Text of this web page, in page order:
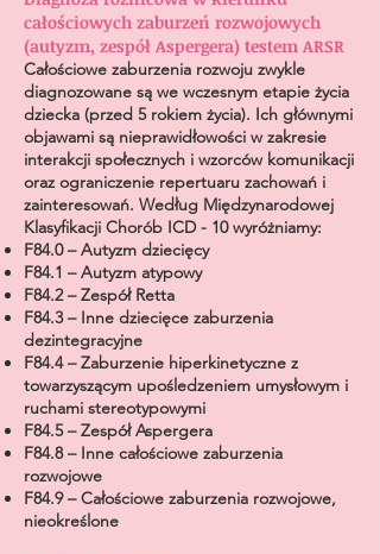
całościowych zaburzeń rozwojowych
(autyzm, zespół Aspergera) testem ARSR
Całościowe zaburzenia rozwoju zwykle
diagnozowane są we wczesnym etapie życia
dziecka (przed 5 rokiem życia). Ich głównymi
objawami są nieprawidłowości w zakresie
interakcji społecznych i wzorców komunikacji
oraz ograniczenie repertuaru zachowań i
zainteresowań. Według Międzynarodowej
Klasyfikacji Chorób ICD - 10 wyróżniamy:
F84.0 – Autyzm dziecięcy
F84.1 – Autyzm atypowy
F84.2 – Zespół Retta
F84.3 – Inne dziecięce zaburzenia
dezintegracyjne
F84.4 – Zaburzenie hiperkinetyczne z
towarzyszącym upośledzeniem umysłowym i
ruchami stereotypowymi
F84.5 – Zespół Aspergera
F84.8 – Inne całościowe zaburzenia
rozwojowe
F84.9 – Całościowe zaburzenia rozwojowe,
nieokreślone